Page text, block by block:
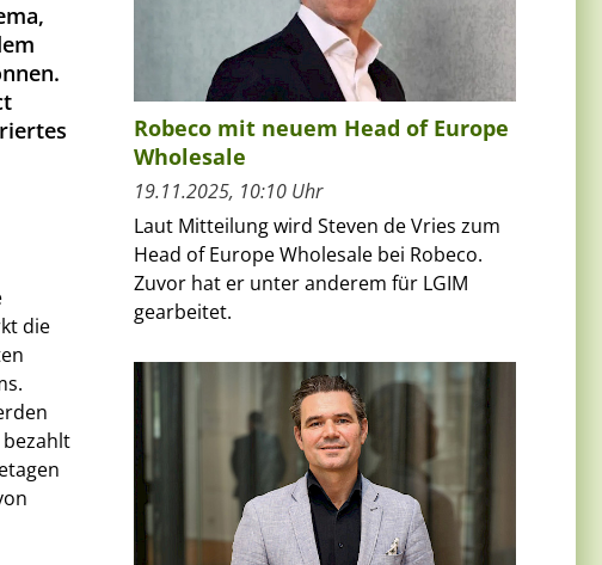
die
Robeco mit neuem Head of Europe
Wholesale
19.11.2025, 10:10 Uhr
Laut Mitteilung wird Steven de Vries zum
Head of Europe Wholesale bei Robeco.
Zuvor hat er unter anderem für LGIM
gearbeitet.